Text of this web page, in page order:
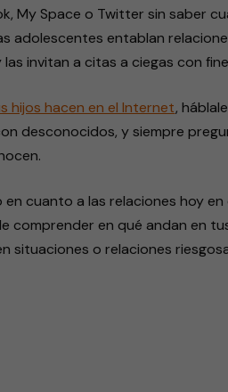
My Space o Twitter sin saber
adolescentes entablan
invitan a citas a ciegas con
hijos hacen en el Internet,
desconocidos, y siempre
cuanto a las relaciones hoy
comprender en qué andan en
situaciones o relaciones